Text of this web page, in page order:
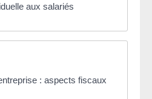
aux salariés
: aspects fiscaux